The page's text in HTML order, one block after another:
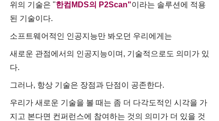
위의 기술은 "한컴MDS의 P2Scan"이라는 솔루션에 적용
된 기술이다.
소프트웨어적인 인공지능만 봐오던 우리에게는
새로운 관점에서의 인공지능이며, 기술적으로도 의미가 있
다.
그러나, 항상 기술은 장점과 단점이 공존한다.
우리가 새로운 기술을 볼 때는 좀 더 다각도적인 시각을 가
지고 본다면 컨퍼런스에 참여하는 것의 의미가 더 있을 것